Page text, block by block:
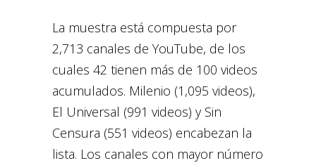
La muestra está compuesta por
2,713 canales de YouTube, de los
cuales 42 tienen más de 100 videos
acumulados. Milenio (1,095 videos),
El Universal (991 videos) y Sin
Censura (551 videos) encabezan la
lista. Los canales con mayor número